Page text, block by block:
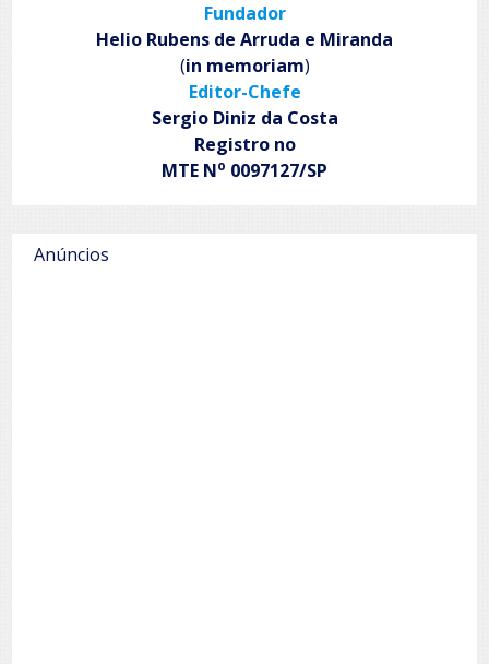
Fundador
Helio Rubens de Arruda e Miranda
(in memoriam)
Editor-Chefe
Sergio Diniz da Costa
Registro no
MTE No 0097127/SP
Anúncios